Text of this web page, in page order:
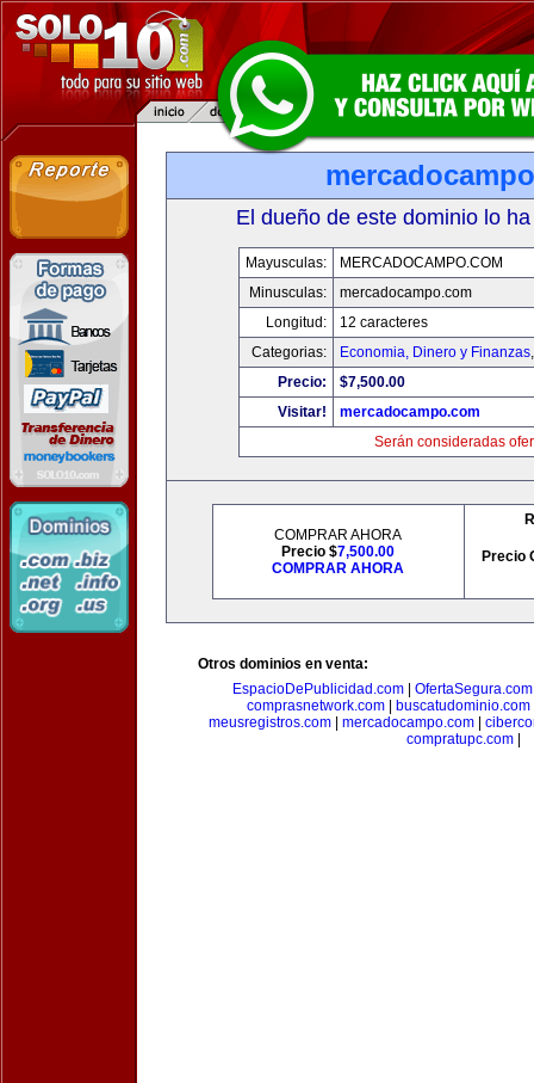
El dueño de este dominio lo
Mayusculas:
MERCADOCAMPO.COM
Minusculas:
mercadocampo.com
Longitud:
12 caracteres
Categorias:
Economia, Dinero y Finanzas
Precio:
$7,500.00
Visitar!
mercadocampo.com
Serán consideradas
COMPRAR AHORA
Precio $7,500.00
COMPRAR AHORA
Precio
Otros dominios en venta:
EspacioDePublicidad.com| OfertaSegura.com
comprasnetwork.com
buscatudominio.com
meusregistros.com| mercadocampo.com|
compratupc.com